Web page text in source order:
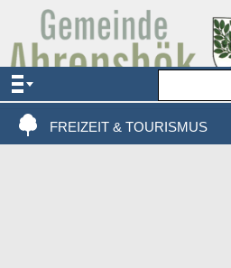
AKTUELLES & SERVICE
VERWALTUNG & POLITIK
FREIZEIT & TOURISMUS